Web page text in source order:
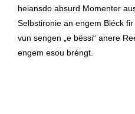
heiansdo absurd Momenter
Selbstironie an engem Bléck
vun sengen „e bëssi“ anere
engem esou bréngt.